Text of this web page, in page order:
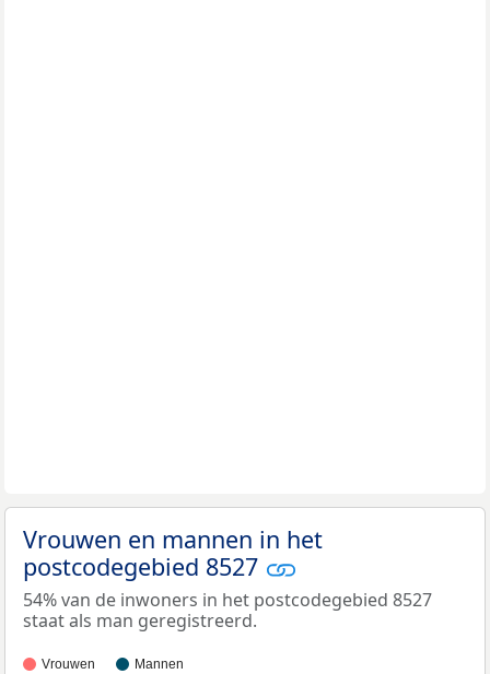
Vrouwen en mannen in het
postcodegebied 8527
54% van de inwoners in het postcodegebied 8527
staat als man geregistreerd.
Vrouwen Mannen